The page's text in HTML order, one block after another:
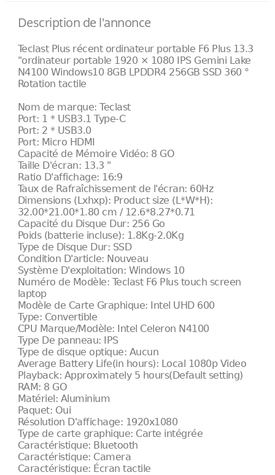
Description de l'annonce
Teclast Plus récent ordinateur portable F6 Plus 13.3
"ordinateur portable 1920 × 1080 IPS Gemini Lake
N4100 Windows10 8GB LPDDR4 256GB SSD 360 °
Rotation tactile
Nom de marque: Teclast
Port: 1 * USB3.1 Type-C
Port: 2 * USB3.0
Port: Micro HDMI
Capacité de Mémoire Vidéo: 8 GO
Taille D'écran: 13.3 "
Ratio D'affichage: 16:9
Taux de Rafraîchissement de l'écran: 60Hz
Dimensions (Lxhxp): Product size (L*W*H):
32.00*21.00*1.80 cm / 12.6*8.27*0.71
Capacité du Disque Dur: 256 Go
Poids (batterie incluse): 1.8Kg-2.0Kg
Type de Disque Dur: SSD
Condition D'article: Nouveau
Système D'exploitation: Windows 10
Numéro de Modèle: Teclast F6 Plus touch screen
laptop
Modèle de Carte Graphique: Intel UHD 600
Type: Convertible
CPU Marque/Modèle: Intel Celeron N4100
Type De panneau: IPS
Type de disque optique: Aucun
Average Battery Life(in hours): Local 1080p Video
Playback: Approximately 5 hours(Default setting)
RAM: 8 GO
Matériel: Aluminium
Paquet: Oui
Résolution D'affichage: 1920x1080
Type de carte graphique: Carte intégrée
Caractéristique: Bluetooth
Caractéristique: Camera
Caractéristique: Écran tactile